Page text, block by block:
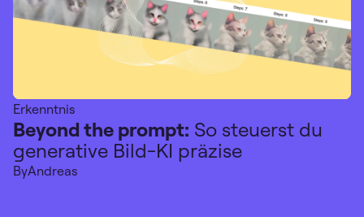
Erkenntnis
Beyond the prompt: So steuerst du
generative Bild-KI präzise
ByAndreas